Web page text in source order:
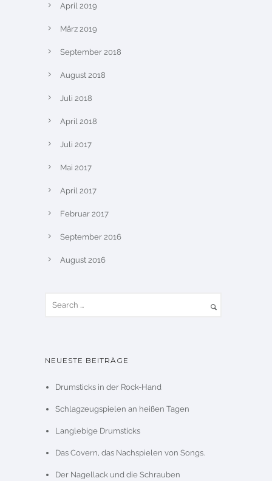
April 2019
März 2019
September 2018
August 2018
Juli 2018
April 2018
Juli 2017
Mai 2017
April 2017
Februar 2017
September 2016
August 2016
NEUESTE BEITRÄGE
Drumsticks in der Rock-Hand
Schlagzeugspielen an heißen Tagen
Langlebige Drumsticks
Das Covern, das Nachspielen von Songs.
Der Nagellack und die Schrauben